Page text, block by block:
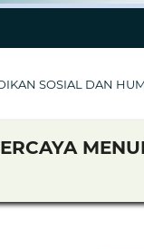
SOSIAL DAN